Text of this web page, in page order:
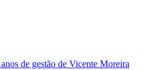
de gestão de Vicente Moreira